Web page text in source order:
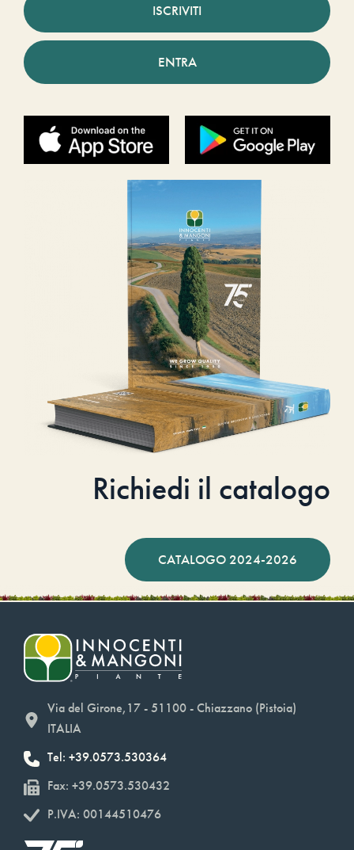
ISCRIVITI
ENTRA
Richiedi il catalogo
CATALOGO 2024-2026
Via del Girone,17 - 51100 - Chiazzano (Pistoia)
ITALIA
Tel: +39.0573.530364
Fax: +39.0573.530432
P.IVA: 00144510476